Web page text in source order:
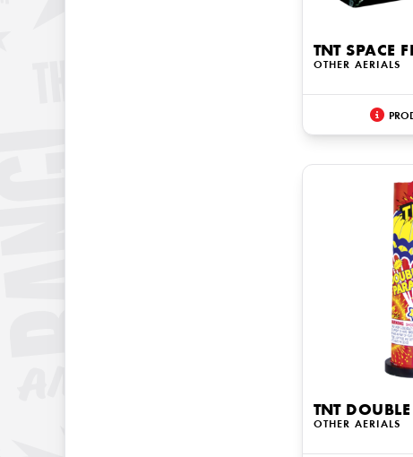
TNT SPACE
OTHER AERIALS
TNT
OTHER AERIALS